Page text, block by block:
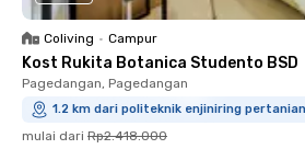
Coliving • Campur
Kost Rukita Botanica Studento BSD
Pagedangan, Pagedangan
1.2 km dari politeknik enjiniring
mulai dari Rp2.418.000